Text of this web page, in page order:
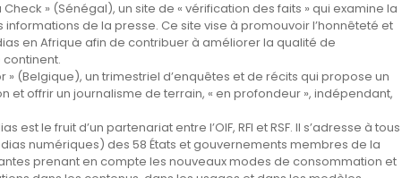
» (Sénégal), un site de « vérification des faits » qui examine la
de la presse. Ce site vise à promouvoir l’honnêteté et
en Afrique afin de contribuer à améliorer la qualité de
continent.
» (Belgique), un trimestriel d’enquêtes et de récits qui propose un
et offrir un journalisme de terrain, « en profondeur », indépendant,
le fruit d’un partenariat entre l’OIF, RFI et RSF. Il s’adresse à tous
numériques) des 58 États et gouvernements membres de la
prenant en compte les nouveaux modes de consommation et